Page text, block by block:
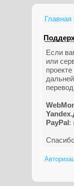
Главная
Если
или
PayPal: